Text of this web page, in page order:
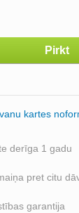
Pirkt
kartes
derīga 1 gadu
pret citu
garantija